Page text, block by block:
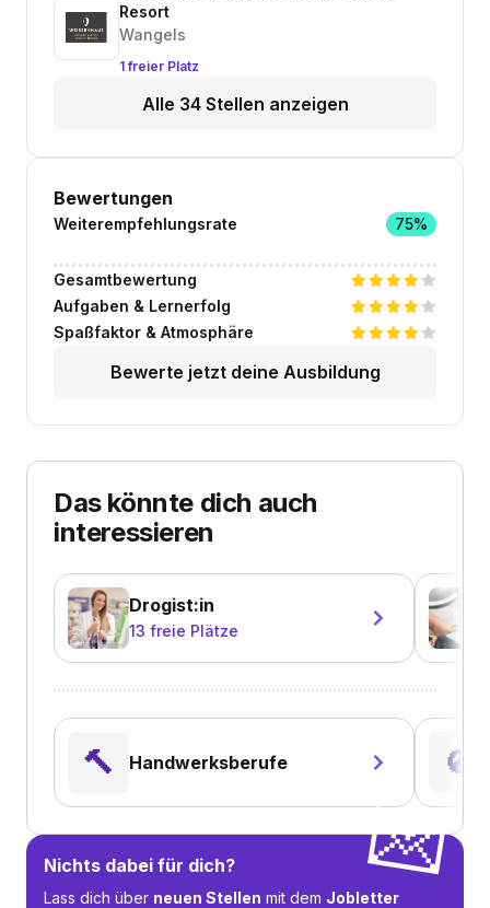
Resort
Wangels
1 freier Platz
Alle 34 Stellen anzeigen
Bewertungen
Weiterempfehlungsrate 75%
Gesamtbewertung
Aufgaben & Lernerfolg
Spaßfaktor & Atmosphäre
Bewerte jetzt deine Ausbildung
Das könnte dich auch
interessieren
Drogist:in
13 freie Plätze
🔨 Handwerksberufe 🚫
💌
Nichts dabei für dich?
Lass dich über neuen Stellen mit dem Jobletter